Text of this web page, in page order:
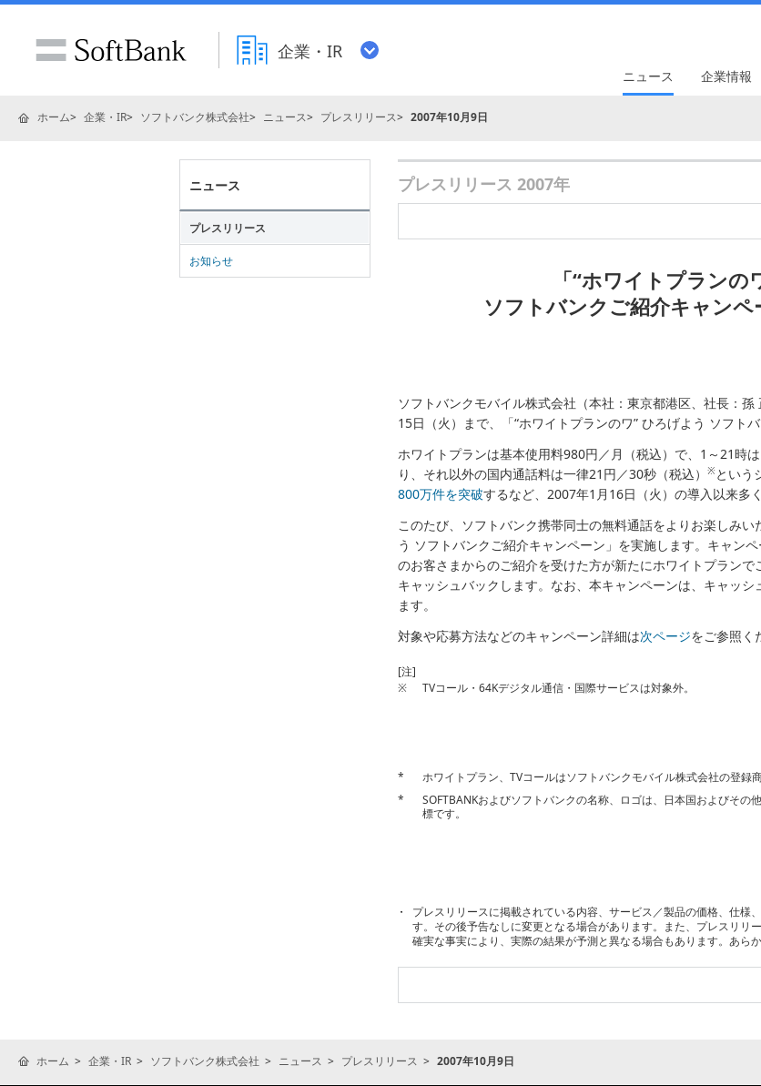
企業・IR
ニュース 企業情報
ホーム 企業・IR ソフトバンク株式会社 ニュース プレスリリース 2007年10月9日
プレスリリース 2007年
「“ホワイトプランの
ソフトバンクご紹介キャン
ソフトバンクモバイル株式会社（本社：東京都港区、社長：
15日（火）まで、「“ホワイトプランのワ” ひろげよう ソフト
ホワイトプランは基本使用料980円／月（税込）で、1～21時
り、それ以外の国内通話料は一律21円／30秒（税込）
※という
800万件を突破するなど、2007年1月16日（火）の導入以来多
このたび、ソフトバンク携帯同士の無料通話をよりお楽しみい
う ソフトバンクご紹介キャンペーン」を実施します。キャン
のお客さまからのご紹介を受けた方が新たにホワイトプラン
キャッシュバックします。なお、本キャンペーンは、キャッ
ます。
対象や応募方法などのキャンペーン詳細は次ページをご参照く
[注]
※
TVコール・64Kデジタル通信・国際サービスは対象外。
*
ホワイトプラン、TVコールはソフトバンクモバイル株式会社の登録商
*
SOFTBANKおよびソフトバンクの名称、ロゴは、日本国およびそ
標です。
プレスリリースに掲載されている内容、サービス／製品の価格、仕様
す。その後予告なしに変更となる場合があります。また、プレスリリ
確実な事実により、実際の結果が予測と異なる場合もあります。あら
ニュース
プレスリリース
お知らせ
ホーム 企業・IR ソフトバンク株式会社 ニュース プレスリリース 2007年10月9日